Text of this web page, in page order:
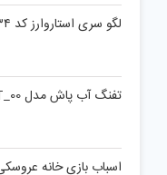
لگو سری استاروارز کد ۷۵۵۳۴
تفنگ آب پاش مدل MT_00
اسباب بازی خانه